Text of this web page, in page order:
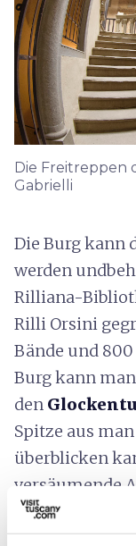
Die Freitreppen
Gabrielli
Die Burgkann
werden
Rilliana-
Rilli Orsini
Bände und
Burg kann
den
Spitze aus
überblicken
versäumende
ein herrlicher
Gaddi, einem